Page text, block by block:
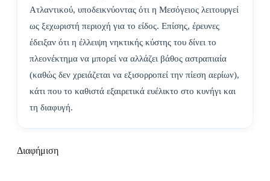
Ατλαντικού, υποδεικνύοντας ότι η Μεσόγειος λειτουργεί
ως ξεχωριστή περιοχή για το είδος. Επίσης, έρευνες
έδειξαν ότι η έλλειψη νηκτικής κύστης του δίνει το
πλεονέκτημα να μπορεί να αλλάζει βάθος αστραπιαία
(καθώς δεν χρειάζεται να εξισορροπεί την πίεση αερίων),
κάτι που το καθιστά εξαιρετικά ευέλικτο στο κυνήγι και
τη διαφυγή.
Διαφήμιση